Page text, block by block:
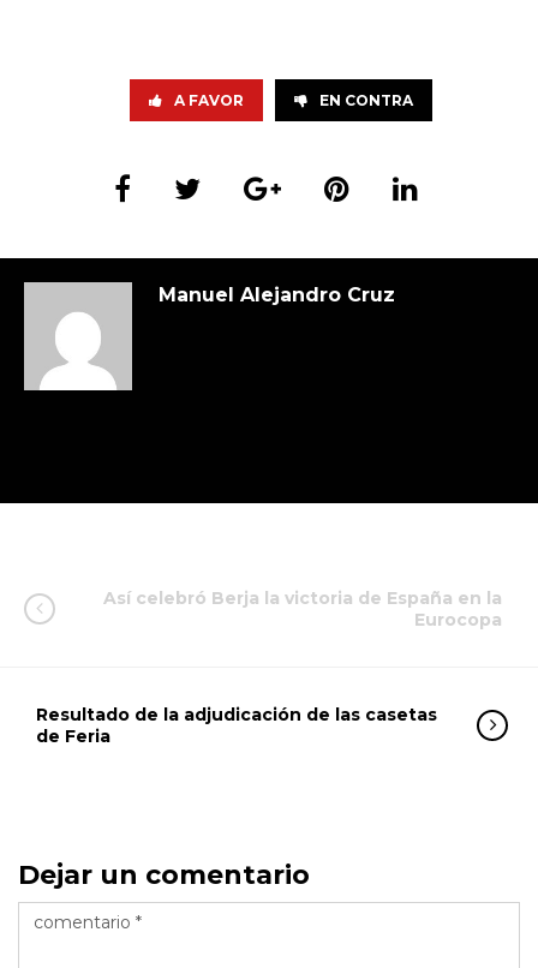
A FAVOR EN CONTRA
Manuel Alejandro Cruz
Así celebró Berja la victoria de España en la
Eurocopa
Resultado de la adjudicación de las casetas
de Feria
Dejar un comentario